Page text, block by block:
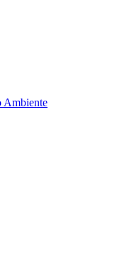
Ambiente